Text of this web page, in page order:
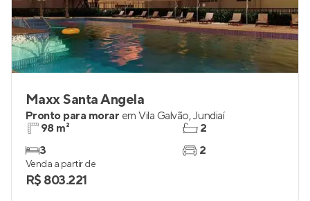
Maxx Santa Angela
Pronto para morar em Vila Galvão,Jundiaí
98 m²
3
2
2
Venda a partir de
R$ 803.221